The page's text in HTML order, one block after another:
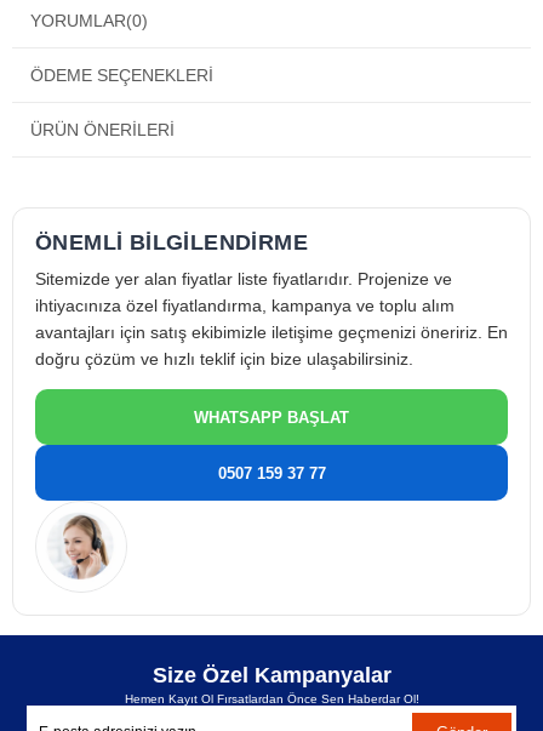
NT2178GK kompresör
sıkıştırarak devridaim sağlar ve sistemin istenilen sıcaklık aralığında
Soğutucu akışkanısıkıştırır ve dolaşıma sokar
Embraco NT 2178 GK Teknik Özellikleri
Marka:Embraco
Kompresör Modeli:
NT2178GK
BOM No: 922EA0413AA
Kompresör Tipi:Hermetik pistonlu
Kompresör Gücü:1 HP
Frekans:
🔧 Bağlantı Ölçüleri
Emiş Hattı:
Soğutucu Akışkan: R404A
YORUMLAR(0)
ÖDEME SEÇENEKLERI
ÜRÜN ÖNERILERI
ÖNEMLİ BİLGİLENDİRME
Sitemizde yer alan fiyatlar liste fiyatlarıdır. Projenize ve
ihtiyacınıza özel fiyatlandırma, kampanya ve toplu alım
avantajları için satış ekibimizle iletişime geçmenizi öneririz. En
doğru çözüm ve hızlı teklif için bize ulaşabilirsiniz.
WHATSAPP BAŞLAT
0507 159 37 77
Size Özel Kampanyalar
Hemen Kayıt Ol Fırsatlardan Önce Sen Haberdar Ol!